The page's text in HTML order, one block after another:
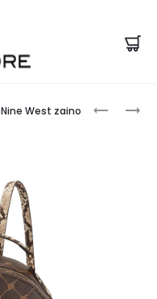
LOVE
NINE
Nine West zaino